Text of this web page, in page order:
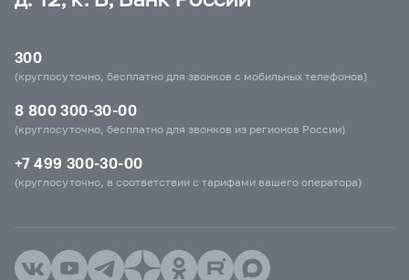
300
(круглосуточно, бесплатно для звонков с мобильных телефонов)
8 800 300-30-00
(круглосуточно, бесплатно для звонков из регионов России)
+7 499 300-30-00
(круглосуточно, в соответствии с тарифами вашего оператора)